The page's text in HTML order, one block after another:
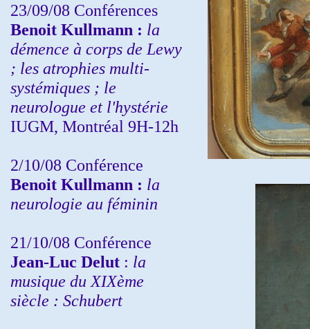
23/09/08 Conférences
Benoit Kullmann : la
démence à corps de Lewy
; les atrophies multi-
systémiques ; le
neurologue et l'hystérie
IUGM, Montréal 9H-12h
2/10/08 Conférence
Benoit Kullmann : la
neurologie au féminin
21/10/08 Conférence
Jean-Luc Delut : la
musique du XIXème
siècle : Schubert